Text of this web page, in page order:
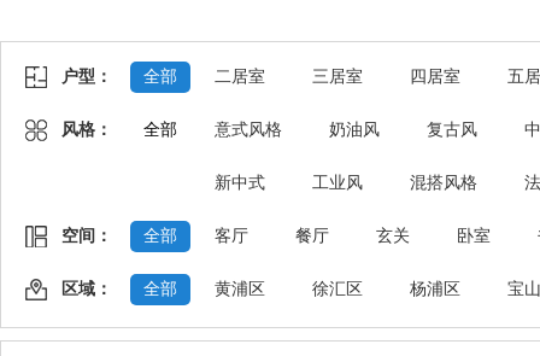
户型： 全部 二居室 三居室 四居室 五
风格： 全部 意式风格 奶油风 复古风
新中式 工业风 混搭风格
空间： 全部 客厅 餐厅 玄关 卧室
区域： 全部 黄浦区 徐汇区 杨浦区 宝